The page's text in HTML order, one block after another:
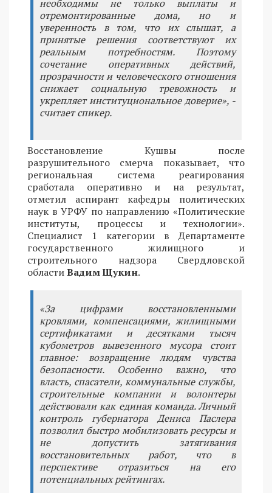
необходимы не только выплаты и
отремонтированные дома, но и
уверенность в том, что их слышат, а
принятые решения соответствуют их
реальным потребностям. Поэтому
сочетание оперативных действий,
прозрачности и человеческого отношения
снижает социальную тревожность и
укрепляет институциональное доверие», -
считает спикер.
Восстановление Кушвы после
разрушительного смерча показывает, что
региональная система реагирования
сработала оперативно и на результат,
отметил аспирант кафедры политических
наук в УРФУ по направлению «Политические
институты, процессы и технологии».
Специалист 1 категории в Департаменте
государственного жилищного и
строительного надзора Свердловской
областиВадим Щукин.
«За цифрами восстановленными
кровлями, компенсациями, жилищными
сертификатами и десятками тысяч
кубометров вывезенного мусора стоит
главное: возвращение людям чувства
безопасности. Особенно важно, что
власть, спасатели, коммунальные службы,
строительные компании и волонтеры
действовали как единая команда. Личный
контроль губернатора Дениса Паслера
позволил быстро мобилизовать ресурсы и
не допустить затягивания
восстановительных работ, что в
перспективе отразиться на его
потенциальных рейтингах.